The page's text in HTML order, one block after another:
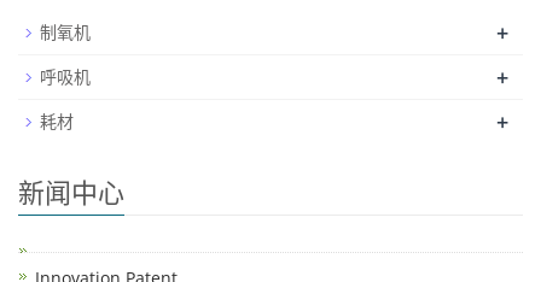
制氧机 +
呼吸机 +
耗材 +
新闻中心